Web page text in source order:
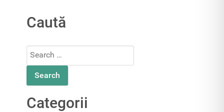
Caută
Search
Categorii